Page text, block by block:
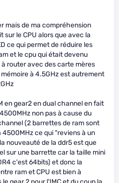
mais de ma compréhension
sur le CPU alors que avec la
ce qui permet de réduire les
et le cpu qui était devenu
router avec des carte mères
à 4.5GHz est autrement
en gear2 en dual channel en fait
non pas à cause du
(2 barrettes de ram sont
ce qui "reviens à un
nouveauté de la ddr5 est que
sur une barrette car la taille mini
c'est 64bits) et donc la
ram et CPU est bien à